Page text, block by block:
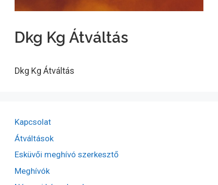
Dkg Kg Átváltás
Dkg Kg Átváltás
Kapcsolat
Átváltások
Esküvői meghívó szerkesztő
Meghívók